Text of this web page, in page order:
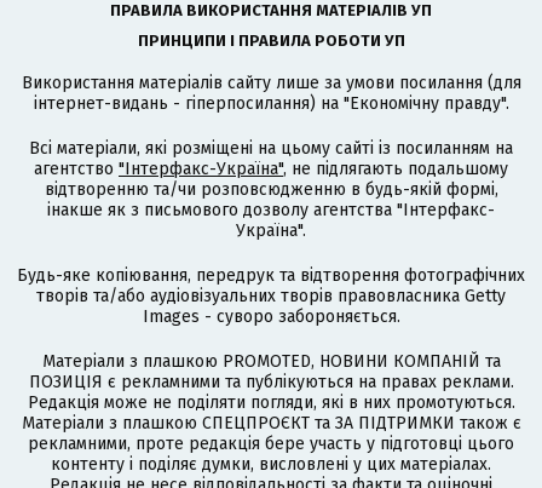
ПРАВИЛА ВИКОРИСТАННЯ МАТЕРІАЛІВ УП
ПРИНЦИПИ І ПРАВИЛА РОБОТИ УП
Використання матеріалів сайту лише за умови посилання (для
інтернет-видань - гіперпосилання) на "Економічну правду".
Всі матеріали, які розміщені на цьому сайті із посиланням на
агентство "Інтерфакс-Україна", не підлягають подальшому
відтворенню та/чи розповсюдженню в будь-якій формі,
інакше як з письмового дозволу агентства "Інтерфакс-
Україна".
Будь-яке копіювання, передрук та відтворення фотографічних
творів та/або аудіовізуальних творів правовласника Getty
Images - суворо забороняється.
Матеріали з плашкою PROMOTED, НОВИНИ КОМПАНІЙ та
ПОЗИЦІЯ є рекламними та публікуються на правах реклами.
Редакція може не поділяти погляди, які в них промотуються.
Матеріали з плашкою СПЕЦПРОЄКТ та ЗА ПІДТРИМКИ також є
рекламними, проте редакція бере участь у підготовці цього
контенту і поділяє думки, висловлені у цих матеріалах.